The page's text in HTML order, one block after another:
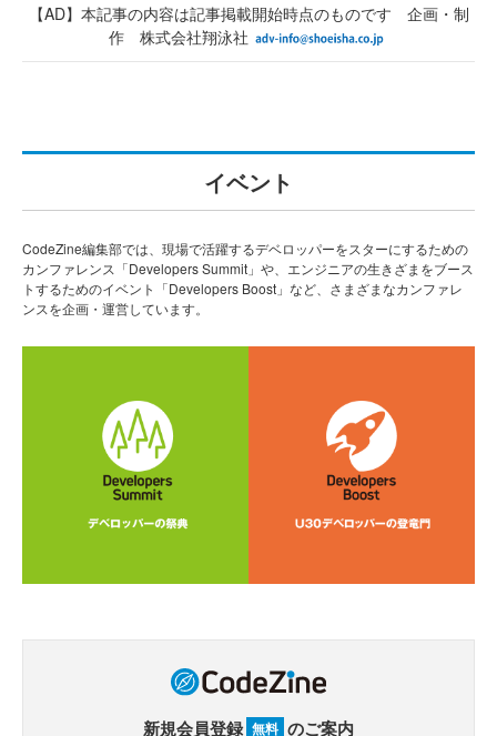
【AD】本記事の内容は記事掲載開始時点のものです 企画・制
作 株式会社翔泳社
イベント
CodeZine編集部では、現場で活躍するデベロッパーをスターにするための
カンファレンス「Developers Summit」や、エンジニアの生きざまをブース
トするためのイベント「Developers Boost」など、さまざまなカンファレ
ンスを企画・運営しています。
新規会員登録 無料 のご案内